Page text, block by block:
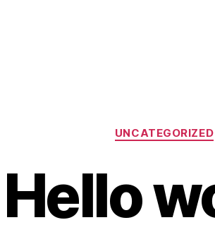
UNCATEGORIZED
Hello